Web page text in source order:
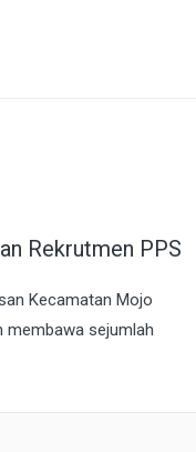
Rekrutmen PPS
Kecamatan Mojo
membawa sejumlah